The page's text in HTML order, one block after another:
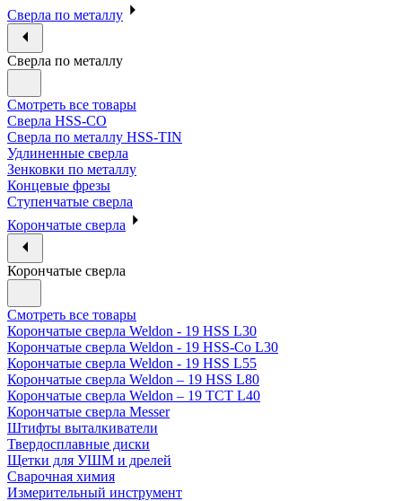
Сверла по металлу
Сверла по металлу
Смотреть все товары
Сверла HSS-CO
Сверла по металлу HSS-TIN
Удлиненные сверла
Зенковки по металлу
Концевые фрезы
Ступенчатые сверла
Корончатые сверла
Корончатые сверла
Смотреть все товары
Корончатые сверла Weldon - 19 HSS L30
Корончатые сверла Weldon - 19 HSS-Co L30
Корончатые сверла Weldon - 19 HSS L55
Корончатые сверла Weldon – 19 HSS L80
Корончатые сверла Weldon – 19 TCT L40
Корончатые сверла Messer
Штифты выталкиватели
Твердосплавные диски
Щетки для УШМ и дрелей
Сварочная химия
Измерительный инструмент